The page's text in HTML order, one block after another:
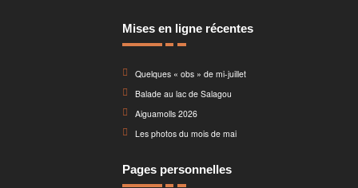
Mises en ligne récentes
Quelques « obs » de mi-juillet
Balade au lac de Salagou
Aiguamolls 2026
Les photos du mois de mai
Pages personnelles